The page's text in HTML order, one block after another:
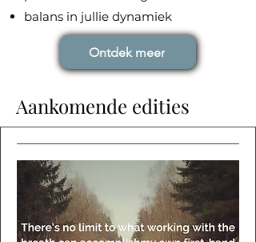
balans in jullie dynamiek
Ontdek meer
Aankomende edities